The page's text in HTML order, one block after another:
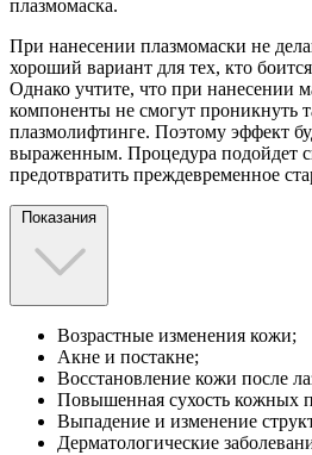
плазмомаска.
При нанесении плазмомаски не
хороший вариант для тех, кто
Однако учтите, что при нанесении
компоненты не смогут проникнуть
плазмолифтинге. Поэтому эффект
выраженным. Процедура подойдет
предотвратить преждевременное
Показания
Возрастные изменения кожи;
Акне и постакне;
Восстановление кожи после
Повышенная сухость кожных
Выпадение и изменение
Дерматологические